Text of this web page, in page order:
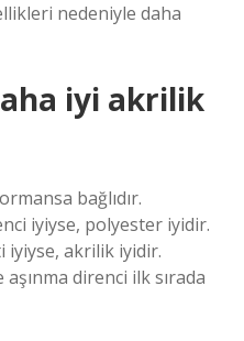
nedeniyle daha
iyi akrilik
bağlıdır.
iyiyse, polyester iyidir.
iyiyse, akrilik iyidir.
direnci ilk sırada